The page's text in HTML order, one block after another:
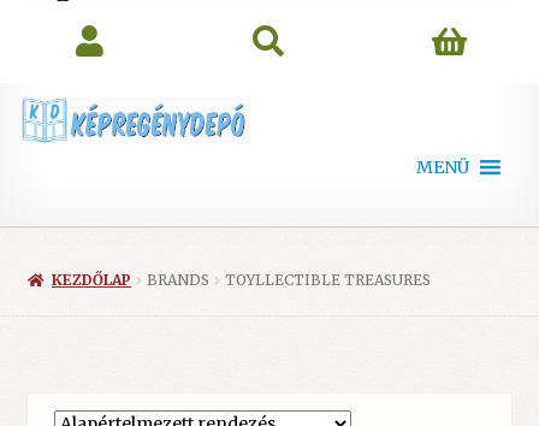
MENÜ
KEZDŐLAP BRANDS TOYLLECTIBLE TREASURES